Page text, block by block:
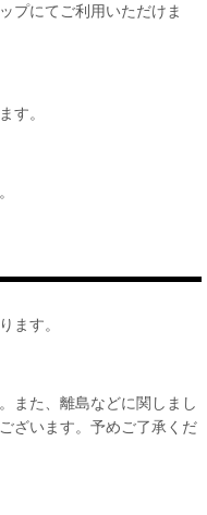
プにてご利用いただけま
す。
ます。
また、離島などに関しまし
ざいます。予めご了承くだ